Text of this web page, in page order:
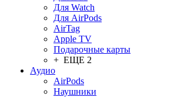
Для Watch
Для AirPods
AirTag
Apple TV
Подарочные карты
+ ЕЩЕ 2
Аудио
AirPods
Наушники